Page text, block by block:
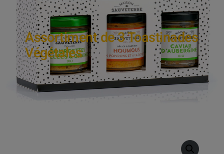
Assortiment de 3 Toastinades
Végétales